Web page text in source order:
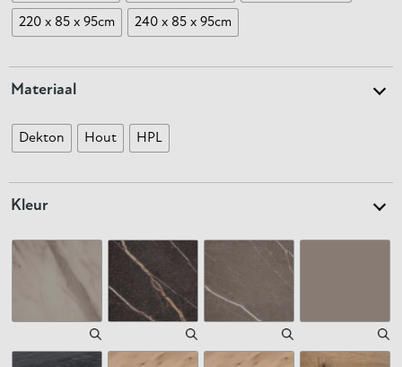
220 x 85 x 95cm 240 x 85 x 95cm
Materiaal
Dekton Hout HPL
Kleur